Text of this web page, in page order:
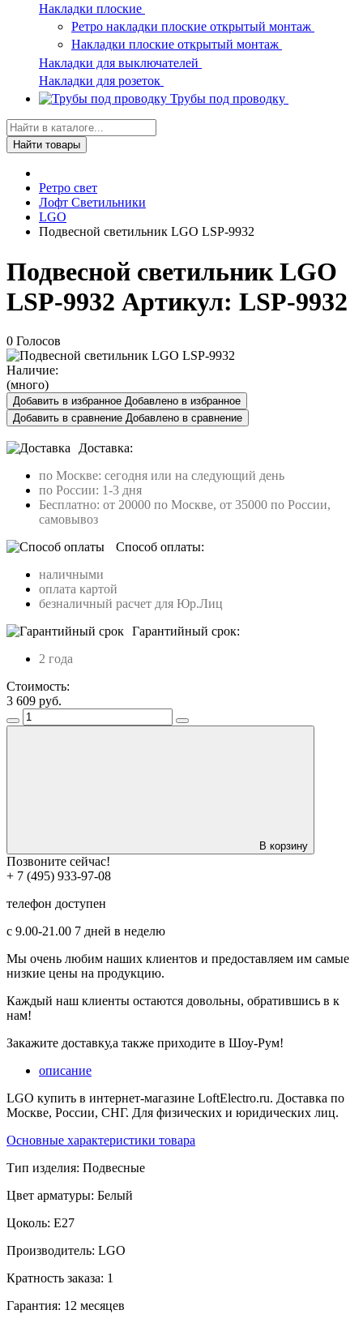
Накладки плоские
Ретро накладки плоские открытый монтаж
Накладки плоские открытый монтаж
Накладки для выключателей
Накладки для розеток
Трубы под проводку
Найти товары
Ретро свет
Лофт Светильники
LGO
Подвесной светильник LGO LSP-9932
Подвесной светильник LGO
LSP-9932 Артикул: LSP-9932
0 Голосов
Наличие:
(много)
Добавить в избранное Добавлено в избранное
Добавить в сравнение Добавлено в сравнение
Доставка:
по Москве: сегодня или на следующий день
по России: 1-3 дня
Бесплатно: от 20000 по Москве, от 35000 по России,
самовывоз
Способ оплаты:
наличными
оплата картой
безналичный расчет для Юр.Лиц
Гарантийный срок:
2 года
Стоимость:
3 609 руб.
В корзину
Позвоните сейчас!
+ 7 (495) 933-97-08
телефон доступен
с 9.00-21.00 7 дней в неделю
Мы очень любим наших клиентов и предоставляем им самые
низкие цены на продукцию.
Каждый наш клиенты остаются довольны, обратившись в к
нам!
Закажите доставку,а также приходите в Шоу-Рум!
описание
LGO купить в интернет-магазине LoftElectro.ru. Доставка по
Москве, России, СНГ. Для физических и юридических лиц.
Основные характеристики товара
Тип изделия: Подвесные
Цвет арматуры: Белый
Цоколь: E27
Производитель: LGO
Кратность заказа: 1
Гарантия: 12 месяцев